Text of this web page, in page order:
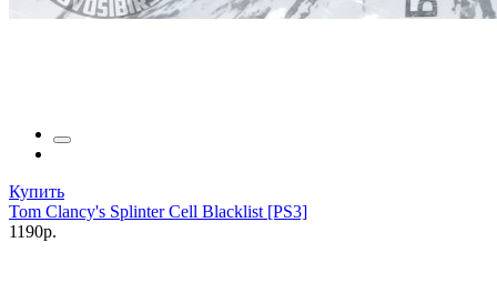
Купить
Tom Clancy's Splinter Cell Blacklist [PS3]
1190р.